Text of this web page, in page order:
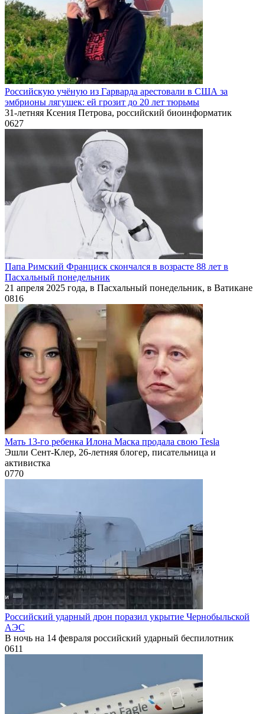
Российскую учёную из Гарварда арестовали в США за
эмбрионы лягушек: ей грозит до 20 лет тюрьмы
31-летняя Ксения Петрова, российский биоинформатик
0627
Папа Римский Франциск скончался в возрасте 88 лет в
Пасхальный понедельник
21 апреля 2025 года, в Пасхальный понедельник, в Ватикане
0816
Мать 13-го ребенка Илона Маска продала свою Tesla
Эшли Сент-Клер, 26-летняя блогер, писательница и
активистка
0770
Российский ударный дрон поразил укрытие Чернобыльской
АЭС
В ночь на 14 февраля российский ударный беспилотник
0611